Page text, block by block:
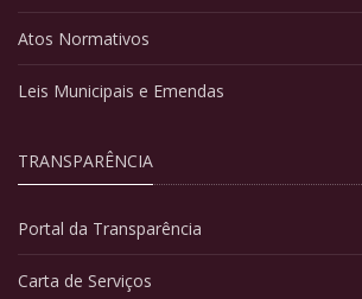
Atos Normativos
Leis Municipais e Emendas
TRANSPARÊNCIA
Portal da Transparência
Carta de Serviços